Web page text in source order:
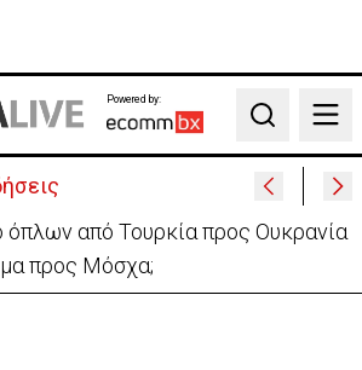
Powered by:
Search
από Τουρκία προς Ουκρανία
προς Μόσχα;